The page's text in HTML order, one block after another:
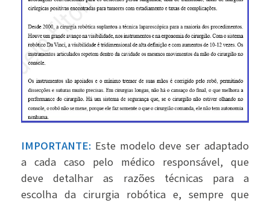
IMPORTANTE: Este modelo deve ser adaptado
a cada caso pelo médico responsável, que
deve detalhar as razões técnicas para a
escolha da cirurgia robótica e, sempre que